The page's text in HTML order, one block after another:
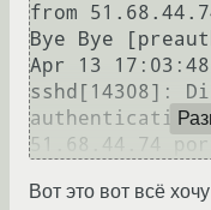
from
Bye Bye
Apr 13 17:03:48
sshd[14308]:
authenticating
Вот это вот всё